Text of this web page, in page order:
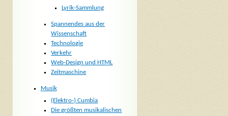
Lyrik-Sammlung
Spannendes aus der
Wissenschaft
Technologie
Verkehr
Web-Design und HTML
Zeitmaschine
Musik
(Elektro-) Cumbia
Die größten musikalischen